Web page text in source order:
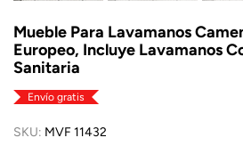
Mueble Para Lavamanos
Europeo, Incluye Lavamanos
Sanitaria
Envío gratis
SKU: MVF 11432